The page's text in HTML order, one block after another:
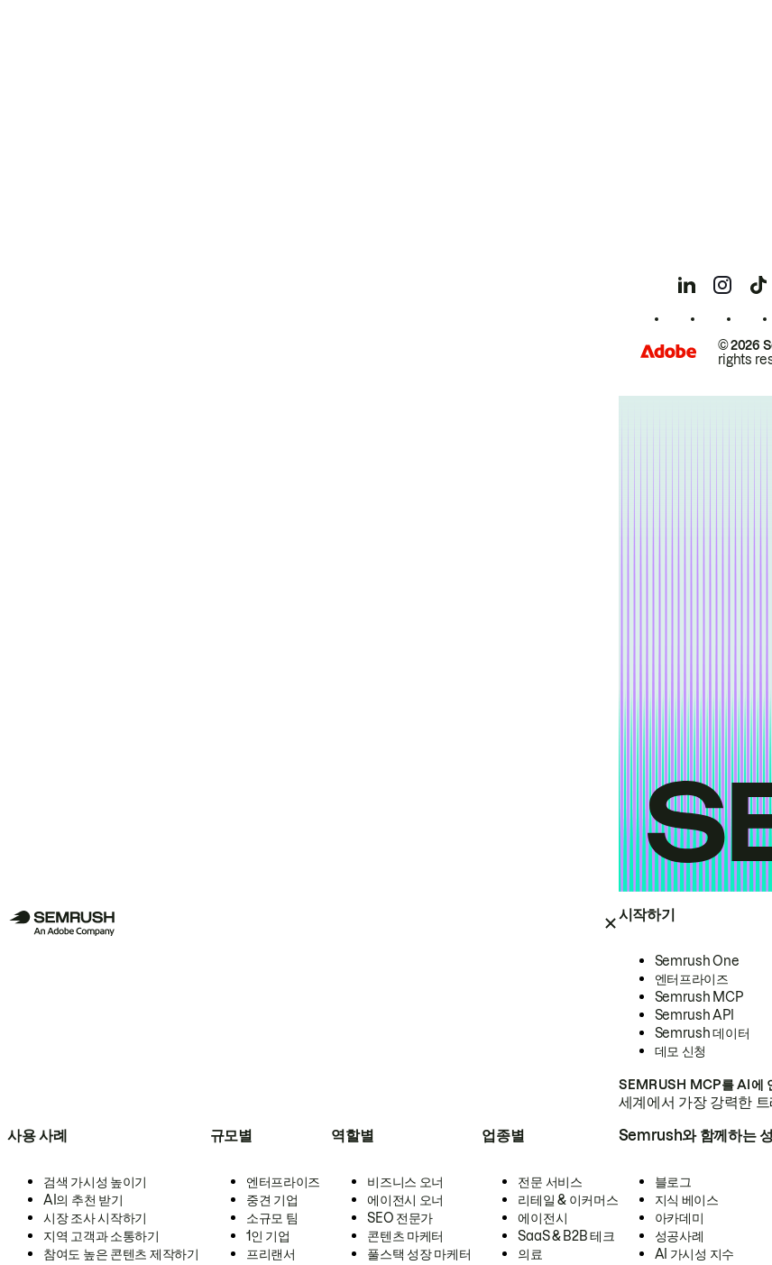
시작하기
Semrush One
엔터프라이즈
Semrush MCP
Semrush API
Semrush 데이터
데모 신청
SEMRUSH MCP를 AI에
세계에서 가장 강력한
사용 사례
검색 가시성 높이기
AI의 추천 받기
시장 조사 시작하기
지역 고객과 소통하기
참여도 높은 콘텐츠 제작하기
규모별
엔터프라이즈
중견 기업
소규모 팀
1인 기업
프리랜서
역할별
비즈니스 오너
에이전시 오너
SEO 전문가
콘텐츠 마케터
풀스택 성장 마케터
업종별
전문 서비스
리테일 & 이커머스
에이전시
SaaS & B2B 테크
의료
Semrush와 함께하는
블로그
지식 베이스
아카데미
성공사례
AI 가시성 지수
© 2026
rights